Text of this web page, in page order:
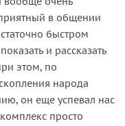
в общении
быстром
и рассказать
этом, по
народа
он еще успевал нас
просто